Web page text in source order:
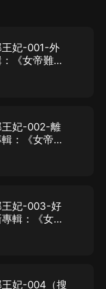
菜單欄里【我的-在
，也可撥打客服電
王妃-001-外
《女帝難
王妃-002-離
：《女帝難
王妃-003-好
輯：《女帝
妃-004（搜